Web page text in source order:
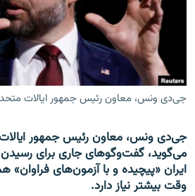
جی‌دی ونس، معاون رئیس جمهور ایالات
جی‌دی ونس، معاون رئیس جمهور ایالات
می‌گوید، گفت‌وگوهای جاری برای رسیدن
ایران «پیچیده و با آزمون‌های فراوان»
وقت بیشتر نیاز دارد.